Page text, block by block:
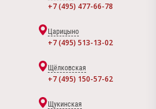
+7 (495) 477-66-78
Царицыно
+7 (495) 513-13-02
Щёлковская
+7 (495) 150-57-62
Щукинская